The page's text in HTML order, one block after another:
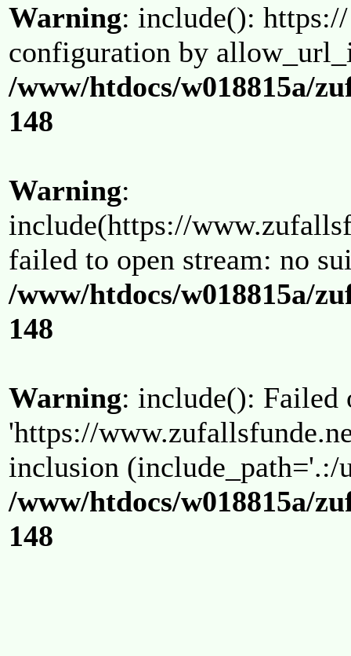
Warning: include():
configuration by
/www/htdocs/w018815a/
148
Warning:
include(https://
failed to open stream: no
/www/htdocs/w018815a/
148
Warning: include(): Failed
'https://
inclusion (include_path='.:/
/www/htdocs/w018815a/
148